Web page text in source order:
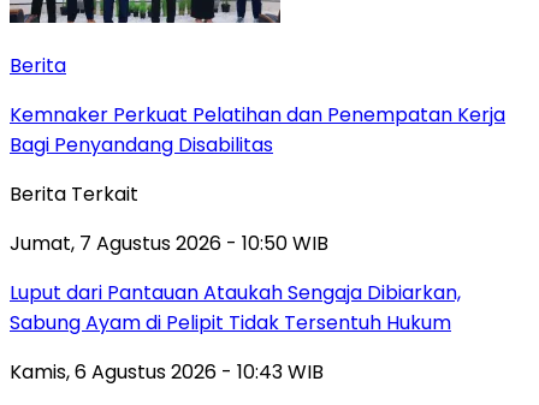
Berita
Kemnaker Perkuat Pelatihan dan Penempatan Kerja
Bagi Penyandang Disabilitas
Berita Terkait
Jumat, 7 Agustus 2026 - 10:50 WIB
Luput dari Pantauan Ataukah Sengaja Dibiarkan,
Sabung Ayam di Pelipit Tidak Tersentuh Hukum
Kamis, 6 Agustus 2026 - 10:43 WIB